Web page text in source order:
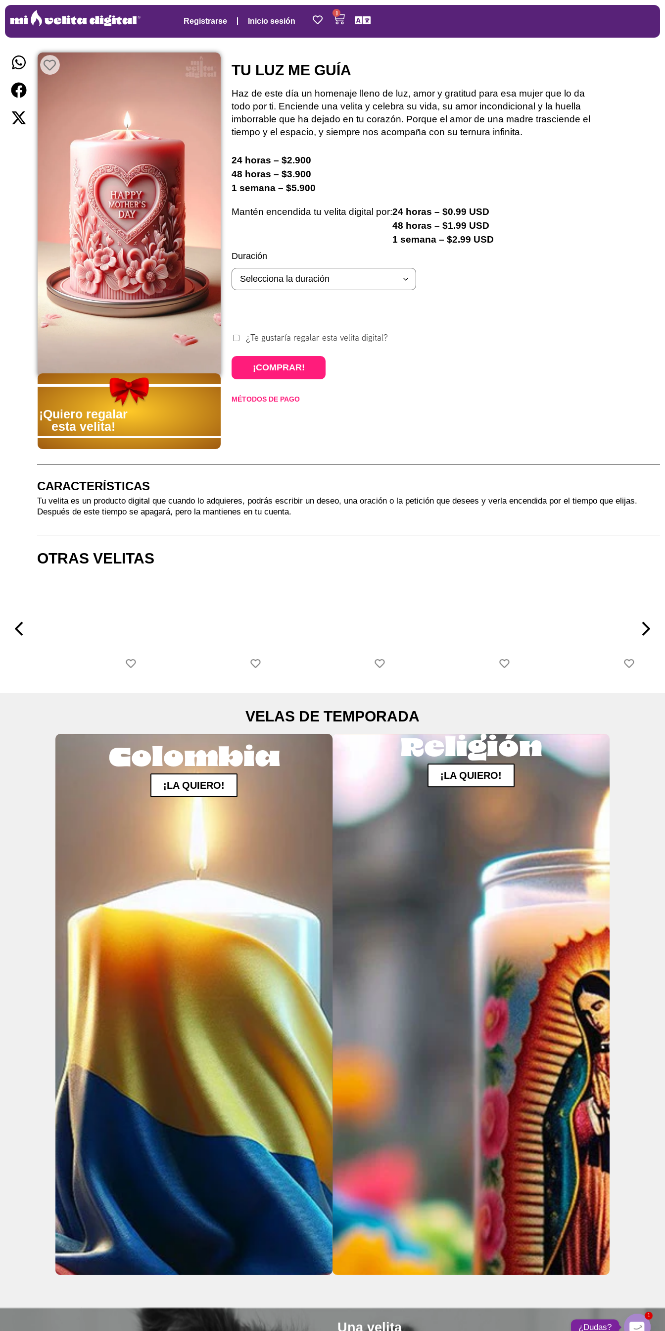
Registrarse Inicio sesión
0
¡Quiero regalar
esta velita!
TU LUZ ME GUÍA
Haz de este día un homenaje lleno de luz, amor y gratitud para esa mujer que lo da
todo por ti. Enciende una velita y celebra su vida, su amor incondicional y la huella
imborrable que ha dejado en tu corazón. Porque el amor de una madre trasciende el
tiempo y el espacio, y siempre nos acompaña con su ternura infinita.
24 horas – $2.900
48 horas – $3.900
1 semana – $5.900
Mantén encendida tu velita digital por:24 horas – $0.99 USD
48 horas – $1.99 USD
1 semana – $2.99 USD
Duración
¿Te gustaría regalar esta velita digital?
¡COMPRAR!
MÉTODOS DE PAGO
CARACTERÍSTICAS
Tu velita es un producto digital que cuando lo adquieres, podrás escribir un deseo, una oración o la petición que desees y verla encendida por el tiempo que elijas.
Después de este tiempo se apagará, pero la mantienes en tu cuenta.
OTRAS VELITAS
VELAS DE TEMPORADA
Colombia
¡LA QUIERO!
Religión
¡LA QUIERO!
Una velita
¿Dudas?
1